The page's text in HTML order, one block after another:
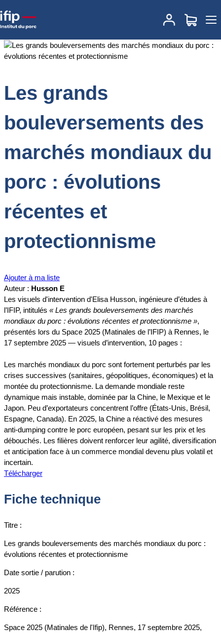
Accueil
Les grands bouleversements des
marchés mondiaux du porc : évolutions récentes et
Les grands
bouleversements des
marchés mondiaux du
porc : évolutions
récentes et
protectionnisme
Ajouter à ma liste
Auteur : Husson E
Les visuels d'intervention d'Elisa Husson, ingénieure d’études à
l’IFIP, intitulés « Les grands bouleversements des marchés
mondiaux du porc : évolutions récentes et protectionnisme »,
présentés lors du Space 2025 (Matinales de l’IFIP) à Rennes, le
17 septembre 2025 — visuels d’intervention, 10 pages :
Les marchés mondiaux du porc sont fortement perturbés par les
crises successives (sanitaires, géopolitiques, économiques) et la
montée du protectionnisme. La demande mondiale reste
dynamique mais instable, dominée par la Chine, le Mexique et le
Japon. Peu d’exportateurs concentrent l’offre (États-Unis, Brésil,
Espagne, Canada). En 2025, la Chine a réactivé des mesures
anti-dumping contre le porc européen, pesant sur les prix et les
débouchés. Les filières doivent renforcer leur agilité, diversification
et anticipation face à un commerce mondial devenu plus volatil et
incertain.
Télécharger
Fiche technique
Titre :
Les grands bouleversements des marchés mondiaux du porc :
évolutions récentes et protectionnisme
Date sortie / parution :
2025
Référence :
Space 2025 (Matinales de l'Ifip), Rennes, 17 septembre 2025,